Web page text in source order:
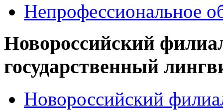
Непрофессиональное
Новороссийский
государственный
Новороссийский